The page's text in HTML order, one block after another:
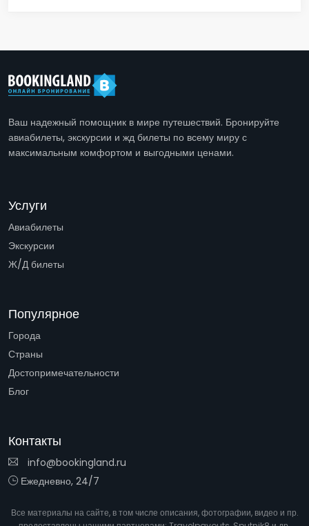
Ваш надежный помощник в мире путешествий. Бронируйте
авиабилеты, экскурсии и жд билеты по всему миру с
максимальным комфортом и выгодными ценами.
Услуги
Авиабилеты
Экскурсии
Ж/Д билеты
Популярное
Города
Страны
Достопримечательности
Блог
Контакты
info@bookingland.ru
Ежедневно, 24/7
Все материалы на сайте, в том числе описания, фотографии, видео и пр.